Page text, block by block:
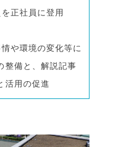
正社員に登用
や環境の変化等に
整備と、解説記事
活用の促進